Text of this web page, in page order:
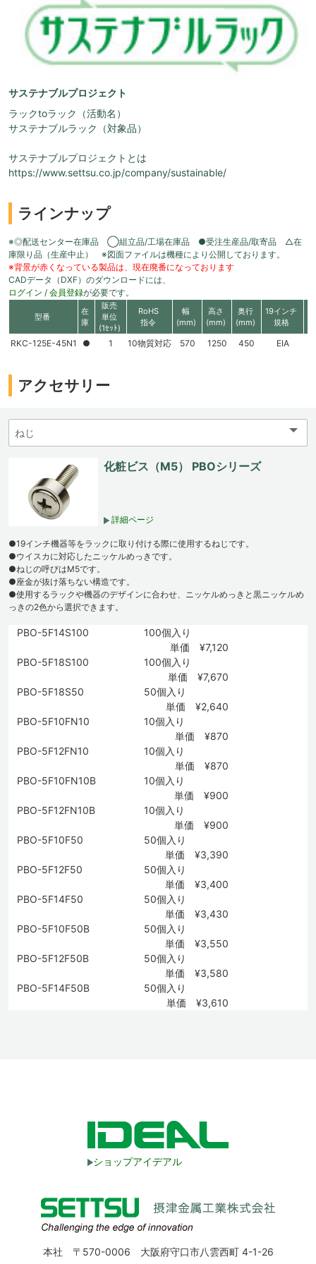
サステナブルプロジェクト
ラックtoラック（活動名）
サステナブルラック（対象品）
サステナブルプロジェクトとは
https://www.settsu.co.jp/company/sustainable/
ラインナップ
※◎配送センター在庫品 ◯組立品/工場在庫品 ●受注生産品/取寄品 △在
庫限り品（生産中止） ※図面ファイルは機種により公開しております。
※背景が赤くなっている製品は、現在廃番になっております
CADデータ（DXF）のダウンロードには、
ログイン / 会員登録が必要です。
型番
在
庫
販売
単位
(1ｾｯﾄ)
RoHS
指令
幅
(mm)
高さ
(mm)
奥行
(mm)
19インチ
規格
RKC-125E-45N1 ● 1 10物質対応 570 1250 450 EIA
アクセサリー
化粧ビス（M5） PBOシリーズ
詳細ページ
●19インチ機器等をラックに取り付ける際に使用するねじです。
●ウイスカに対応したニッケルめっきです。
●ねじの呼びはM5です。
●座金が抜け落ちない構造です。
●使用するラックや機器のデザインに合わせ、ニッケルめっきと黒ニッケルめ
っきの2色から選択できます。
PBO-5F14S100
100個入り
単価 ¥7,120
PBO-5F18S100
100個入り
単価 ¥7,670
PBO-5F18S50
50個入り
単価 ¥2,640
PBO-5F10FN10
10個入り
単価 ¥870
PBO-5F12FN10
10個入り
単価 ¥870
PBO-5F10FN10B
10個入り
単価 ¥900
PBO-5F12FN10B
10個入り
単価 ¥900
PBO-5F10F50
50個入り
単価 ¥3,390
PBO-5F12F50
50個入り
単価 ¥3,400
PBO-5F14F50
50個入り
単価 ¥3,430
PBO-5F10F50B
50個入り
単価 ¥3,550
PBO-5F12F50B
50個入り
単価 ¥3,580
PBO-5F14F50B
50個入り
単価 ¥3,610
ショップアイデアル
本社 〒570-0006 大阪府守口市八雲西町 4-1-26